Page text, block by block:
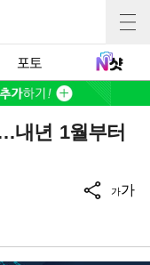
포토
내년 1월부터
가가